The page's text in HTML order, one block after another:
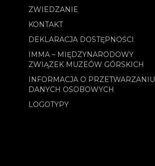
ZWIEDZANIE
KONTAKT
DEKLARACJA DOSTĘPNOŚCI
IMMA – MIĘDZYNARODOWY
ZWIĄZEK MUZEÓW GÓRSKICH
INFORMACJA O PRZETWARZANIU
DANYCH OSOBOWYCH
LOGOTYPY